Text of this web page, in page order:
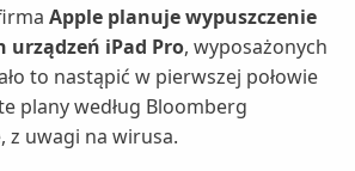
Apple planuje wypuszczenie
iPad Pro, wyposażonych
to nastąpić w pierwszej połowie
plany według Bloomberg
z uwagi na wirusa.